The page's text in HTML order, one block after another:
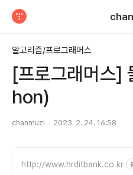
알고리즘/프로그래머스
[프로그래머스]
hon)
chanmuzi 2023. 2. 24. 16:58
http://www.hrditbank.co.kr